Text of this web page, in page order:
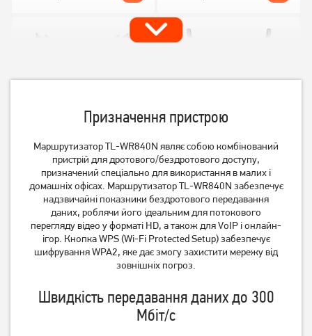
Маршрутизатор TP-Link
Archer C64
грн
Маршрутизатор TP-Link
TL-WR841N
799грн
Призначення пристрою
Маршрутизатор TL-WR840N являє собою комбінований
пристрій для дротового/бездротового доступу,
призначений спеціально для використання в малих і
домашніх офісах. Маршрутизатор TL-WR840N забезпечує
надзвичайні показники бездротового передавання
даних, роблячи його ідеальним для потокового
перегляду відео у форматі HD, а також для VoIP і онлайн-
ігор. Кнопка WPS (Wi-Fi Protected Setup) забезпечує
шифрування WPA2, яке дає змогу захистити мережу від
зовнішніх погроз.
Швидкість передавання даних до 300
Мбіт/с